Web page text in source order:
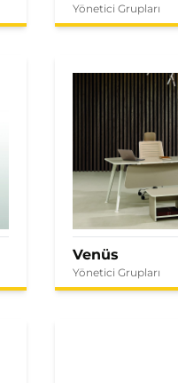
Yönetici Grupları
Venüs
Yönetici Grupları